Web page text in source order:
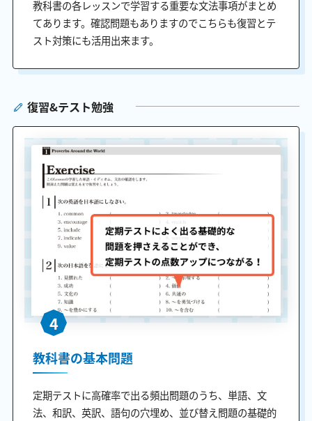
教科書の各レッスンで学習する重要な文法事項がまとめ
てあります。確認問題もありますのでこちらも復習とテ
スト対策にも活用出来ます。
復習&テスト勉強
4
教科書の基本問題
定期テストに高確率で出る頻出問題のうち、単語、文
法、和訳、英訳、語句の穴埋め、並び替え問題の基礎的